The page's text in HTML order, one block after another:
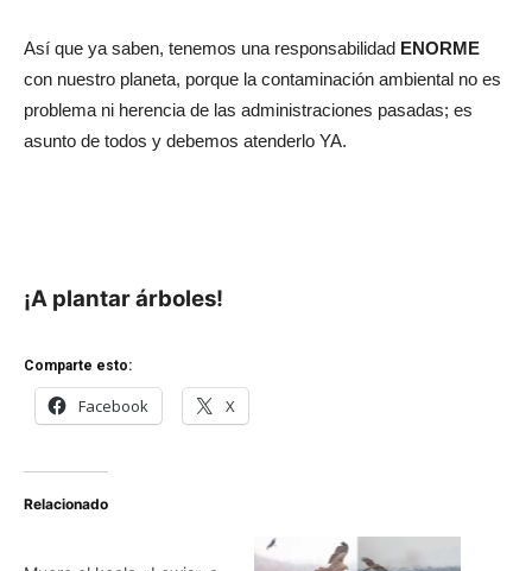
Así que ya saben, tenemos una responsabilidad ENORME
con nuestro planeta, porque la contaminación ambiental no es
problema ni herencia de las administraciones pasadas; es
asunto de todos y debemos atenderlo YA.
¡A plantar árboles!
Comparte esto:
Facebook X
Relacionado